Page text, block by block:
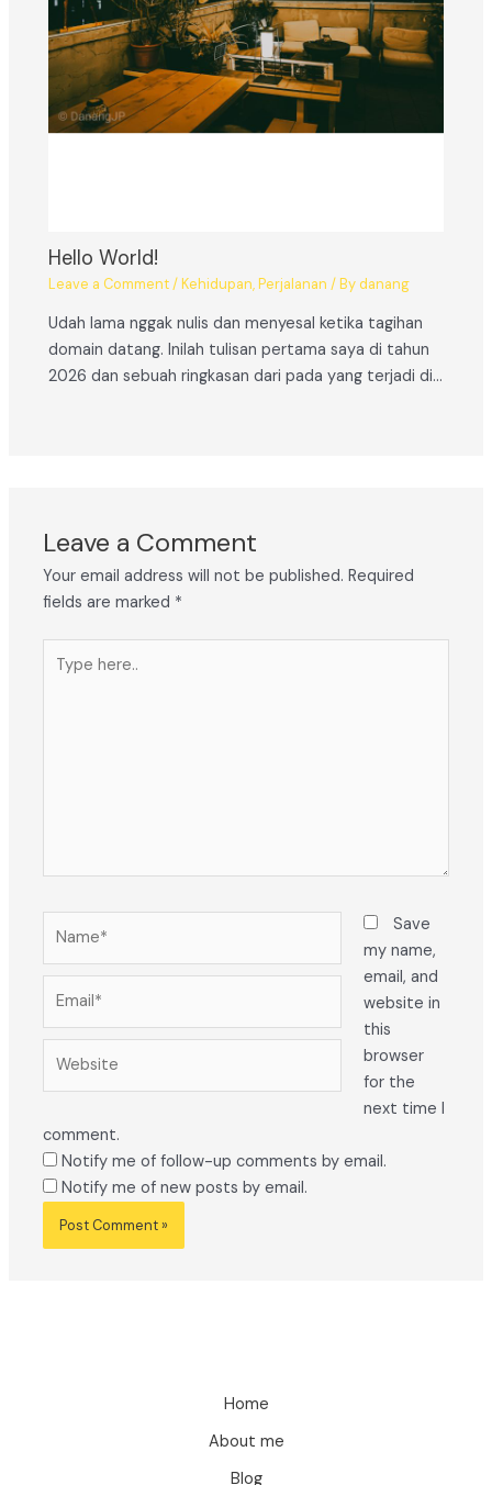
Hello World!
Leave a Comment/Kehidupan,Perjalanan / By danang
Udah lama nggak nulis dan menyesal ketika tagihan
domain datang. Inilah tulisan pertama saya di tahun
2026 dan sebuah ringkasan dari pada yang terjadi di…
Leave a Comment
Your email address will not be published. Required
fields are marked *
here..
Save
my name,
email, and
website in
this
browser
for the
next time I
comment.
Notify me of follow-up comments by email.
Notify me of new posts by email.
Home
About me
Blog